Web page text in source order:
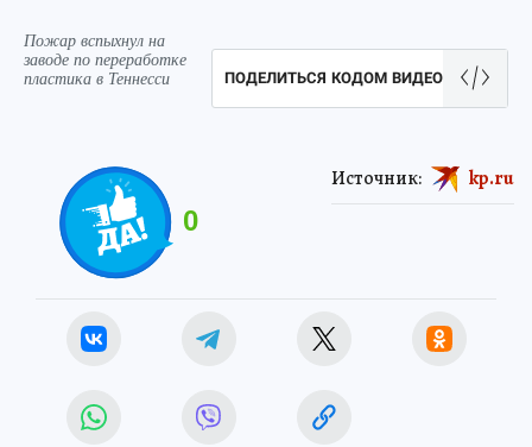
Пожар вспыхнул на
заводе по переработке
пластика в Теннесси
ПОДЕЛИТЬСЯ КОДОМ ВИДЕО
0
Источник: kp.ru